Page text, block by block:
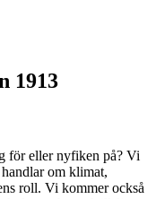
1913
för eller nyfiken på? Vi
om klimat,
roll. Vi kommer också